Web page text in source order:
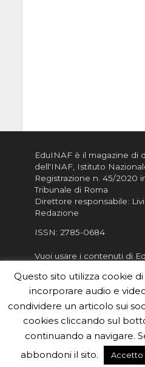
EduINAF è il magazine di
dell'INAF, Istituto
Registrazione n. 45/2020
Tribunale di Roma
Direttore responsabile:
Redazione
ISSN: 2785-0684
Vuoi usare i contenuti di
Informativa sulla Privacy
Informatva sui Cookie
Per la rubrica de
inviarci le tue foto o i tuoi
redazione.edu
il form
Questo sito utilizza cookie
incorporare audio e
condividere un articolo sui
cookies cliccando sul
continuando a navigare.
abbondoni il sito.
Accetto